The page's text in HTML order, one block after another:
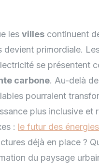
les villes continuent
devient primordiale.
se présentent
carbone. Au-delà
pourraient
plus inclusive
: le futur des
déjà en place ?
du paysage